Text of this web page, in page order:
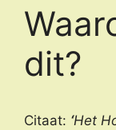
dit?
Citaat: ‘Het